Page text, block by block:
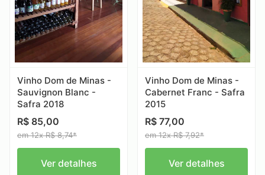
Vinho Dom de Minas -
Sauvignon Blanc -
Safra 2018
R$ 85,00
em 12x R$ 8,74*
Ver detalhes
Vinho Dom de Minas -
Cabernet Franc - Safra
2015
R$ 77,00
em 12x R$ 7,92*
Ver detalhes